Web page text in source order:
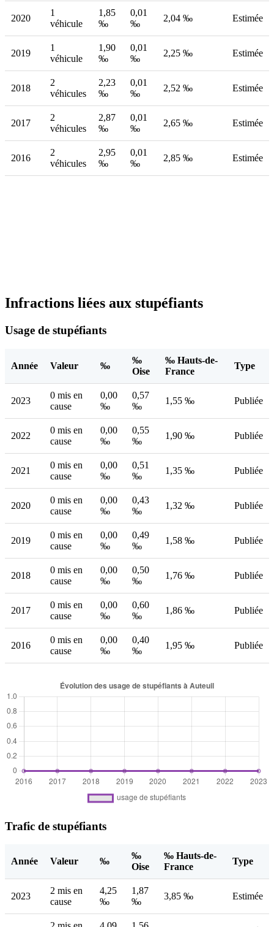
2020
1
véhicule
1,85
‰
0,01
‰
2,04 ‰ Estimée
2019
1
véhicule
1,90
‰
0,01
‰
2,25 ‰ Estimée
2018
2
véhicules
2,23
‰
0,01
‰
2,52 ‰ Estimée
2017
2
véhicules
2,87
‰
0,01
‰
2,65 ‰ Estimée
2016
2
véhicules
2,95
‰
0,01
‰
2,85 ‰ Estimée
Infractions liées aux stupéfiants
Usage de stupéfiants
Année Valeur ‰
‰
Oise
‰ Hauts-de-
France
Type
2023
0 mis en
cause
0,00
‰
0,57
‰
1,55 ‰ Publiée
2022
0 mis en
cause
0,00
‰
0,55
‰
1,90 ‰ Publiée
2021
0 mis en
cause
0,00
‰
0,51
‰
1,35 ‰ Publiée
2020
0 mis en
cause
0,00
‰
0,43
‰
1,32 ‰ Publiée
2019
0 mis en
cause
0,00
‰
0,49
‰
1,58 ‰ Publiée
2018
0 mis en
cause
0,00
‰
0,50
‰
1,76 ‰ Publiée
2017
0 mis en
cause
0,00
‰
0,60
‰
1,86 ‰ Publiée
2016
0 mis en
cause
0,00
‰
0,40
‰
1,95 ‰ Publiée
Trafic de stupéfiants
Année Valeur ‰
‰
Oise
‰ Hauts-de-
France
Type
2023
2 mis en
cause
4,25
‰
1,87
‰
3,85 ‰ Estimée